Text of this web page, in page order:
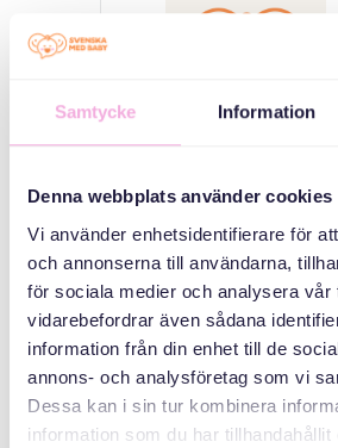
Samtycke Information
Denna webbplats använder cookies
Vi använder enhetsidentifierare för
och annonserna till användarna,
för sociala medier och analysera vår
vidarebefordrar även sådana
information från din enhet till de
annons- och analysföretag som vi
Dessa kan i sin tur kombinera
information som du har tillhandahållit
Svenska med baby
ایمیل
bokningen@svenskamedbaby.se
هم سازمان دهندگان
هیئت اداری شهرستان